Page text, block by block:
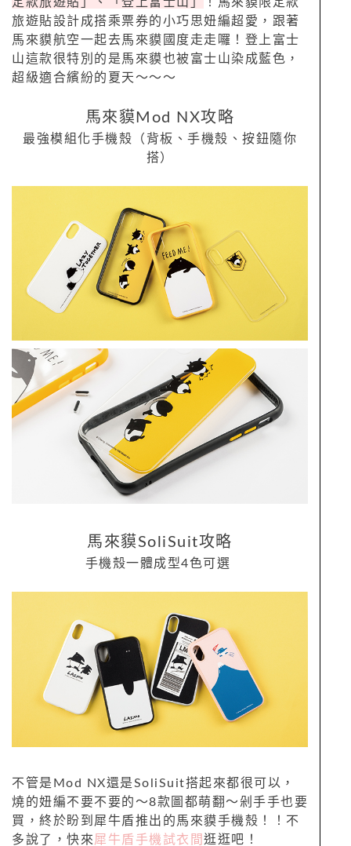
旅遊貼設計成搭乘票券的小巧思妞編超愛，跟著
馬來貘航空一起去馬來貘國度走走囉！登上富士
山這款很特別的是馬來貘也被富士山染成藍色，
超級適合繽紛的夏天～～～
馬來貘Mod NX攻略
最強模組化手機殼（背板、手機殼、按鈕隨你
搭）
馬來貘SoliSuit攻略
手機殼一體成型4色可選
不管是Mod NX還是SoliSuit搭起來都很可以，
燒的妞編不要不要的～8款圖都萌翻～剁手手也要
買，終於盼到犀牛盾推出的馬來貘手機殼！！不
多說了，快來犀牛盾手機試衣間逛逛吧！